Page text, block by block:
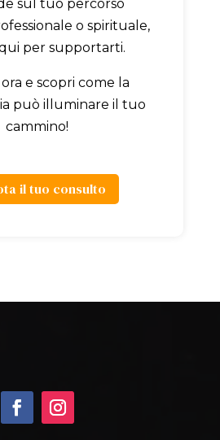
sul tuo percorso
o spirituale,
qui per supportarti.
e scopri come la
può illuminare il tuo
cammino!
il tuo consulto